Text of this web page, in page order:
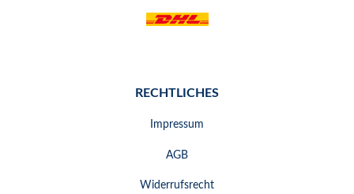
RECHTLICHES
Impressum
AGB
Widerrufsrecht